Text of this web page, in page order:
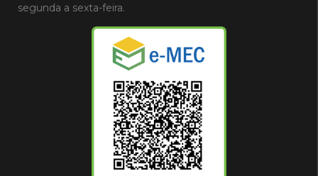
segunda a sexta-feira.